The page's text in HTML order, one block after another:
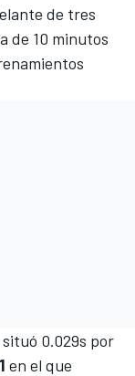
de tres
de 10 minutos
0.029s por
en el que